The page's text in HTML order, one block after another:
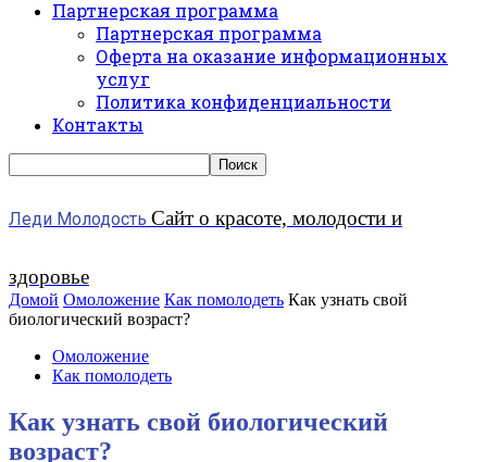
Партнерская программа
Партнерская программа
Оферта на оказание информационных
услуг
Политика конфиденциальности
Контакты
Леди Молодость Сайт о красоте, молодости и
здоровье
Домой Омоложение Как помолодеть Как узнать свой
биологический возраст?
Омоложение
Как помолодеть
Как узнать свой биологический
возраст?